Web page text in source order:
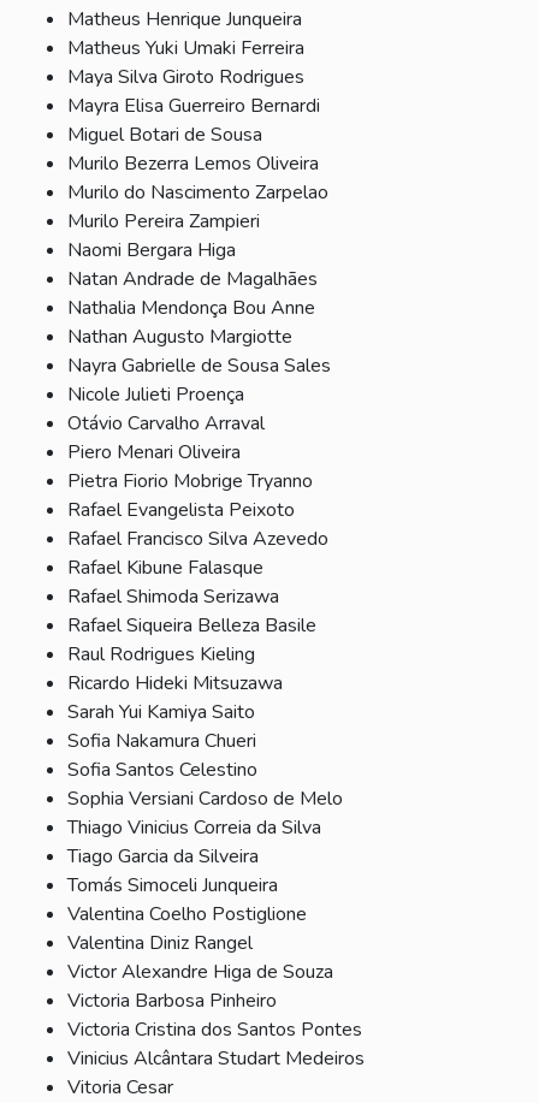
Matheus Henrique Junqueira
Matheus Yuki Umaki Ferreira
Maya Silva Giroto Rodrigues
Mayra Elisa Guerreiro Bernardi
Miguel Botari de Sousa
Murilo Bezerra Lemos Oliveira
Murilo do Nascimento Zarpelao
Murilo Pereira Zampieri
Naomi Bergara Higa
Natan Andrade de Magalhães
Nathalia Mendonça Bou Anne
Nathan Augusto Margiotte
Nayra Gabrielle de Sousa Sales
Nicole Julieti Proença
Otávio Carvalho Arraval
Piero Menari Oliveira
Pietra Fiorio Mobrige Tryanno
Rafael Evangelista Peixoto
Rafael Francisco Silva Azevedo
Rafael Kibune Falasque
Rafael Shimoda Serizawa
Rafael Siqueira Belleza Basile
Raul Rodrigues Kieling
Ricardo Hideki Mitsuzawa
Sarah Yui Kamiya Saito
Sofia Nakamura Chueri
Sofia Santos Celestino
Sophia Versiani Cardoso de Melo
Thiago Vinicius Correia da Silva
Tiago Garcia da Silveira
Tomás Simoceli Junqueira
Valentina Coelho Postiglione
Valentina Diniz Rangel
Victor Alexandre Higa de Souza
Victoria Barbosa Pinheiro
Victoria Cristina dos Santos Pontes
Vinicius Alcântara Studart Medeiros
Vitoria Cesar